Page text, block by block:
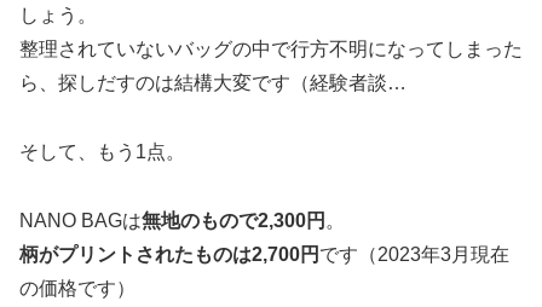
しょう。
整理されていないバッグの中で行方不明になってしまった
ら、探しだすのは結構大変です（経験者談…
そして、もう1点。
NANO BAGは無地のもので2,300円 。
柄がプリントされたものは2,700円 です（2023年3月現在
の価格です）